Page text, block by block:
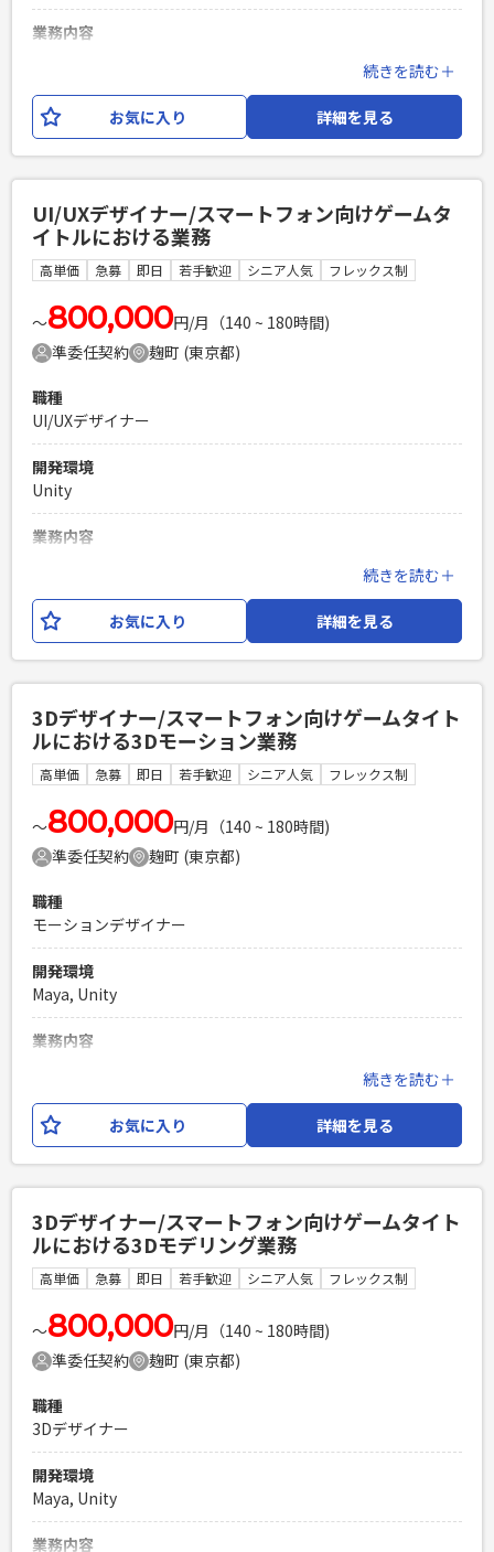
業務内容
す。 少人数のチームで以下の業務をご担当いただきます： ・
広告や各種SDKの組み込み、他サービスとの連携機能の実装
（ドキュメントを理解し、自走して対応できることが求めら
必須スキル
・Unityを使用したゲーム開発経験 ・設計から開発までをリー
ドできる方 ・ドキュメントを読み込み、スムーズに実装に落
とし込める能力
PHPを用いたWebサービスの開発経験4年以上
Laravelを用いた開発経験1年以上
エンジニア複数人のチームでの開発経験
続きを読む＋
お気に入り 詳細を見る
UI/UXデザイナー/スマートフォン向けゲームタ
イトルにおける業務
高単価 急募 即日 若手歓迎 シニア人気 フレックス制
〜800,000円/月（140 ~ 180時間)
準委任契約
麹町 (東京都)
職種
UI/UXデザイナー
開発環境
Unity
業務内容
業務をお任せいたします。 【具体的な仕事内容】 ・UIUXに関
するワイヤフレーム、画面遷移の設計・制作 ・UIUXに必要な
デザイン、素材、バナー等の制作 ・UIUXに関わるアニメーシ
必須スキル
・スマートフォン向けゲームタイトルにおけるUIUX制作経験
（2年以上尚可） ・ワイヤーフレームの制作経験 ・Unity開発
環境での実装経験 ※コンシューマ向けゲームタイトル経験の
場合は相応の経験があること ※ポートフォリオご提出をお願
いいたします。
PHPを用いたWebサービスの開発経験4年以上
Laravelを用いた開発経験1年以上
エンジニア複数人のチームでの開発経験
続きを読む＋
お気に入り 詳細を見る
3Dデザイナー/スマートフォン向けゲームタイト
ルにおける3Dモーション業務
高単価 急募 即日 若手歓迎 シニア人気 フレックス制
〜800,000円/月（140 ~ 180時間)
準委任契約
麹町 (東京都)
職種
モーションデザイナー
開発環境
Maya, Unity
業務内容
務をお任せいたします。 【具体的な仕事内容】 ・キャラクタ
ーやエネミーのモーション制作、および必要に応じ隣接業務
（セットアップ、リギング等） ・キャラクターやエネミーの
必須スキル
スマートフォン向けゲームタイトルにおけるMayaを使用した
3Dモーション制作経験 ※コンシューマ向けゲームタイトル経
験の場合は相応の経験があること ※ポートフォリオご提出を
お願いいたします。
PHPを用いたWebサービスの開発経験4年以上
Laravelを用いた開発経験1年以上
エンジニア複数人のチームでの開発経験
続きを読む＋
お気に入り 詳細を見る
3Dデザイナー/スマートフォン向けゲームタイト
ルにおける3Dモデリング業務
高単価 急募 即日 若手歓迎 シニア人気 フレックス制
〜800,000円/月（140 ~ 180時間)
準委任契約
麹町 (東京都)
職種
3Dデザイナー
開発環境
Maya, Unity
業務内容